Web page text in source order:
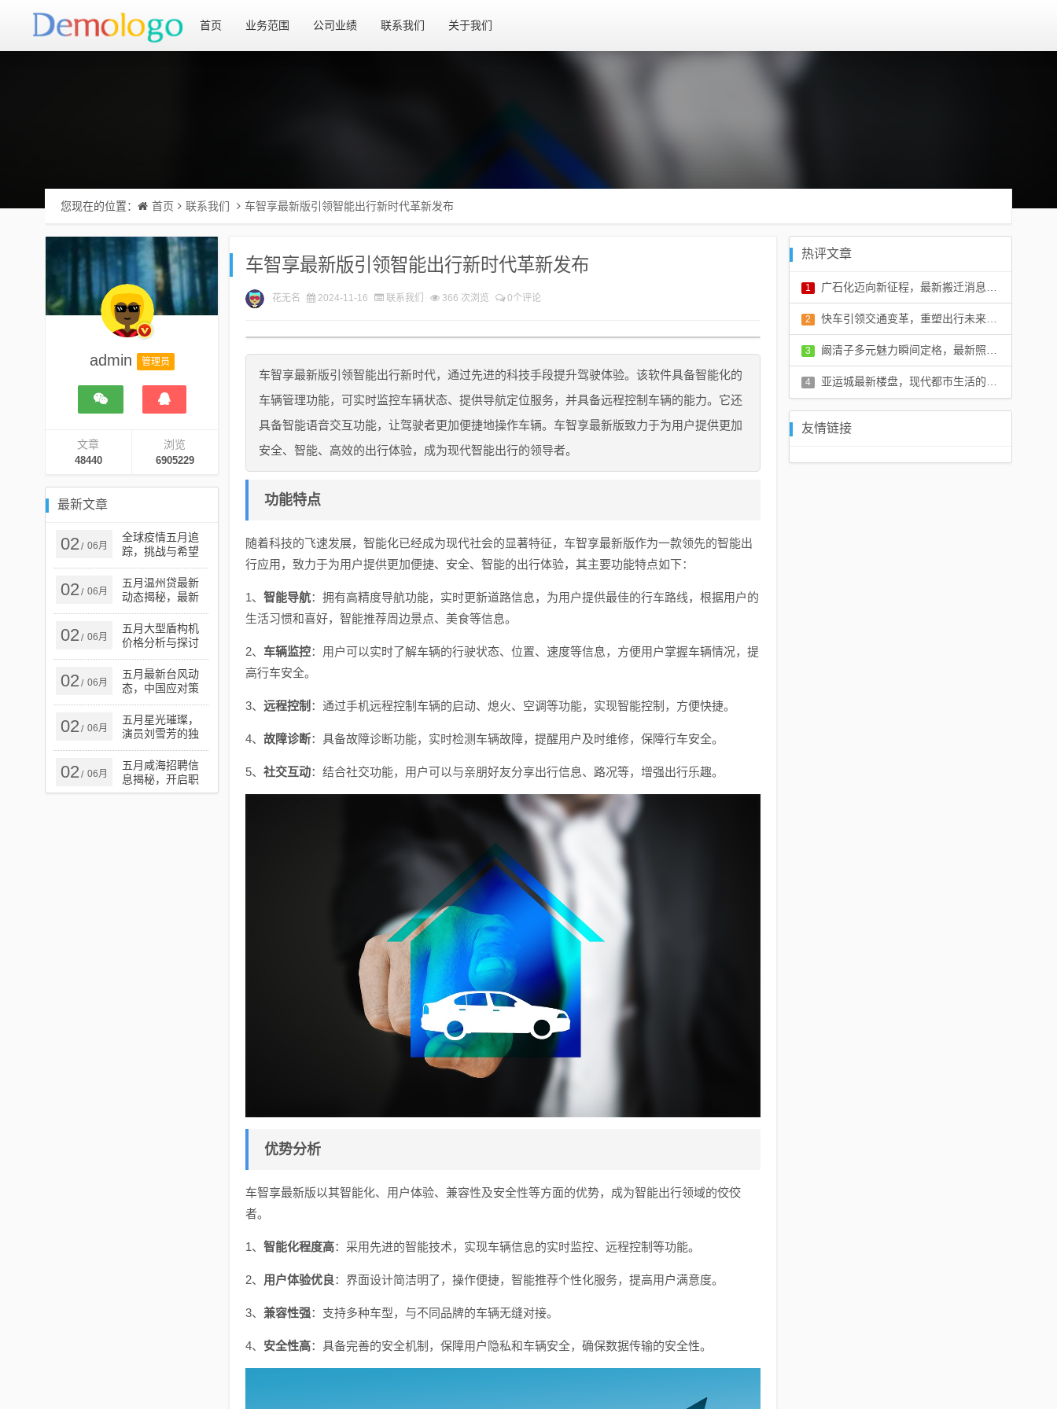
首页 业务范围 公司业绩 联系我们 关于我们
您现在的位置： 首页 联系我们 车智享最新版引领智能出行新时代革新发布
admin 管理员
文章
48440
浏览
6905229
最新文章
02 / 06月
全球疫情五月追
踪，挑战与希望
并存之际的实时
动态分析
02 / 06月
五月温州贷最新
动态揭秘，最新
消息一览无余
02 / 06月
五月大型盾构机
价格分析与探讨
02 / 06月
五月最新台风动
态，中国应对策
略与行动更新报
告
02 / 06月
五月星光璀璨，
演员刘雪芳的独
特魅力风采
02 / 06月
五月咸海招聘信
息揭秘，开启职
业新征程
车智享最新版引领智能出行新时代革新发布
花无名 2024-11-16 联系我们 366 次浏览 0个评论
车智享最新版引领智能出行新时代，通过先进的科技手段提升驾驶体验。该软件具备智能化的
车辆管理功能，可实时监控车辆状态、提供导航定位服务，并具备远程控制车辆的能力。它还
具备智能语音交互功能，让驾驶者更加便捷地操作车辆。车智享最新版致力于为用户提供更加
安全、智能、高效的出行体验，成为现代智能出行的领导者。
功能特点
随着科技的飞速发展，智能化已经成为现代社会的显著特征，车智享最新版作为一款领先的智能出
行应用，致力于为用户提供更加便捷、安全、智能的出行体验，其主要功能特点如下：
1、 智能导航：拥有高精度导航功能，实时更新道路信息，为用户提供最佳的行车路线，根据用户的
生活习惯和喜好，智能推荐周边景点、美食等信息。
2、 车辆监控：用户可以实时了解车辆的行驶状态、位置、速度等信息，方便用户掌握车辆情况，提
高行车安全。
3、 远程控制 ：通过手机远程控制车辆的启动、熄火、空调等功能，实现智能控制，方便快捷。
4、 故障诊断：具备故障诊断功能，实时检测车辆故障，提醒用户及时维修，保障行车安全。
5、 社交互动：结合社交功能，用户可以与亲朋好友分享出行信息、路况等，增强出行乐趣。
优势分析
车智享最新版以其智能化、用户体验、兼容性及安全性等方面的优势，成为智能出行领域的佼佼
者。
1、 智能化程度高：采用先进的智能技术，实现车辆信息的实时监控、远程控制等功能。
2、 用户体验优良：界面设计简洁明了，操作便捷，智能推荐个性化服务，提高用户满意度。
3、 兼容性强：支持多种车型，与不同品牌的车辆无缝对接。
4、 安全性高：具备完善的安全机制，保障用户隐私和车辆安全，确保数据传输的安全性。
热评文章
1 广石化迈向新征程，最新搬迁消息开启新篇章
评论：0 条
2 快车引领交通变革，重塑出行未来，最新消息揭秘
评论：0 条
3 阚清子多元魅力瞬间定格，最新照片展现不同风采
评论：0 条
4 亚运城最新楼盘，现代都市生活的理想居住之地
友情链接